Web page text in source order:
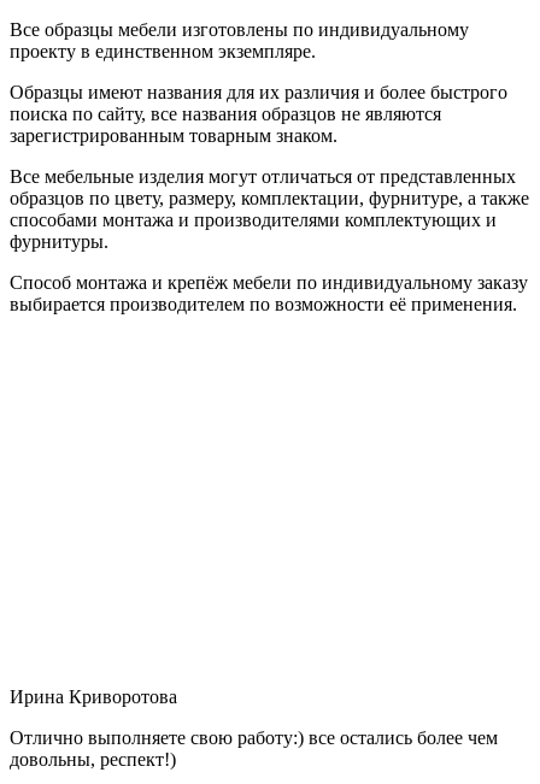
Все образцы мебели изготовлены по индивидуальному
проекту в единственном экземпляре.
Образцы имеют названия для их различия и более быстрого
поиска по сайту, все названия образцов не являются
зарегистрированным товарным знаком.
Все мебельные изделия могут отличаться от представленных
образцов по цвету, размеру, комплектации, фурнитуре, а также
способами монтажа и производителями комплектующих и
фурнитуры.
Способ монтажа и крепёж мебели по индивидуальному заказу
выбирается производителем по возможности её применения.
Ирина Криворотова
Отлично выполняете свою работу:) все остались более чем
довольны, респект!)